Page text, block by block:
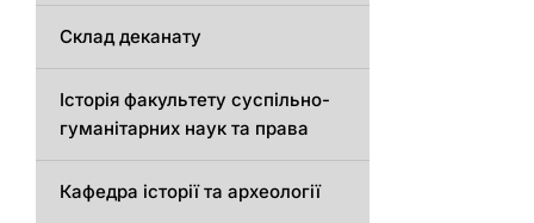
Склад деканату
Історія факультету суспільно-
гуманітарних наук та права
Кафедра історії та археології